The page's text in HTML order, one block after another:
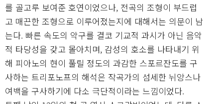
를 골고루 보여준 호연이었으나, 전곡의 조형이 부드럽
고 매끈한 조형으로 이루어졌는지에 대해서는 의문이 남
는다. 빠른 속도의 악구를 결코 기교적 과시가 아닌 음악
적 타당성을 갖고 몰아치며, 감성의 호소를 나타내기 위
해 피아노의 현이 풀릴 정도의 과감한 스포르잔도를 구
사하는 트리포노프의 해석은 작곡가의 섬세한 뉘앙스나
여백을 구사하기에 다소 극단적이라는 느낌이었다.